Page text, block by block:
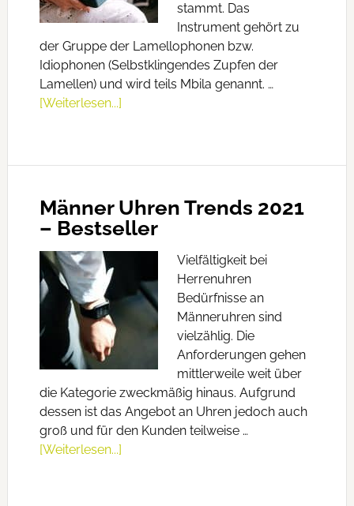
stammt. Das
Instrument gehört zu
der Gruppe der Lamellophonen bzw.
Idiophonen (Selbstklingendes Zupfen der
Lamellen) und wird teils Mbila genannt. …
[Weiterlesen...]
Männer Uhren Trends 2021
– Bestseller
Vielfältigkeit bei
Herrenuhren
Bedürfnisse an
Männeruhren sind
vielzählig. Die
Anforderungen gehen
mittlerweile weit über
die Kategorie zweckmäßig hinaus. Aufgrund
dessen ist das Angebot an Uhren jedoch auch
groß und für den Kunden teilweise …
[Weiterlesen...]